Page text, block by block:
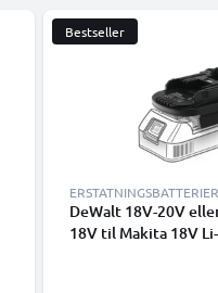
Bestseller
ERSTATNINGSBATTERIER
DeWalt 18V-20V
18V til Makita 18V